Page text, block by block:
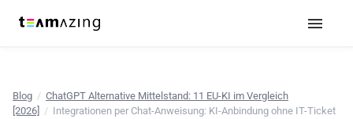
Blog / ChatGPT Alternative Mittelstand: 11 EU-KI im Vergleich
[2026]
/ Integrationen per Chat-Anweisung: KI-Anbindung ohne IT-Ticket